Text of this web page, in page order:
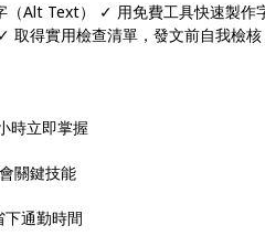
（Alt Text） ✓ 用免費工具快速製作
取得實用檢查清單，發文前自我檢核
時立即掌握
關鍵技能
下通勤時間